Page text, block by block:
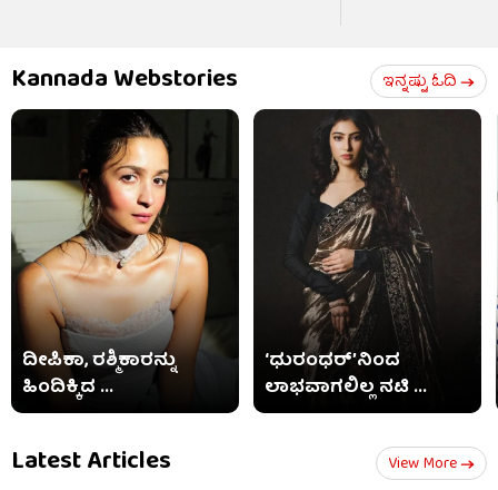
Kannada Webstories ಇನ್ನಷ್ಟು ಓದಿ
ದೀಪಿಕಾ, ರಶ್ಮಿಕಾರನ್ನು
ಹಿಂದಿಕ್ಕಿದ ...
‘ಧುರಂಧರ್’ನಿಂದ
ಲಾಭವಾಗಲಿಲ್ಲ ನಟಿ ...
Latest Articles View More